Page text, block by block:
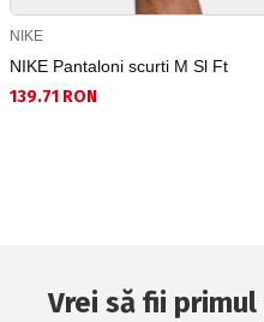
NIKE
NIKE Pantaloni scurti M Sl Ft
139.71 RON
Vrei să fii